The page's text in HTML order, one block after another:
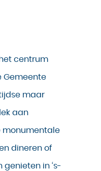
centrum
Gemeente
maar
aan
monumentale
dineren of
genieten in ‘s-